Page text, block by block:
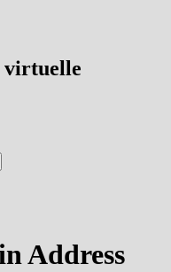
virtuelle
Address